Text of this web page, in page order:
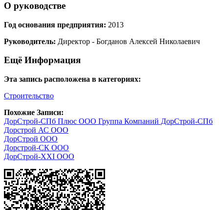
О руководстве
Год основания предприятия: 2013
Руководитель: Директор - Богданов Алексей Николаевич
Ещё Информация
Эта запись расположена в категориях:
Строительство
Похожие Записи:
ДорСтрой-СПб Плюс ООО Группа Компаний ДорСтрой-СПб
Дорстрой АС ООО
ДорСтрой ООО
Дорстрой-СК ООО
ДорСтрой-XXI ООО